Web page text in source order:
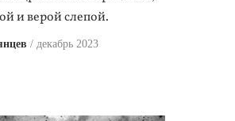
и верой слепой.
декабрь 2023